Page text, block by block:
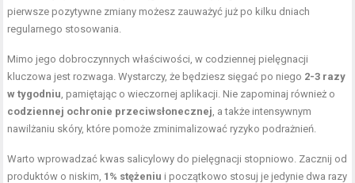
pierwsze pozytywne zmiany możesz zauważyć już po kilku dniach
regularnego stosowania.
Mimo jego dobroczynnych właściwości, w codziennej pielęgnacji
kluczowa jest rozwaga. Wystarczy, że będziesz sięgać po niego 2-3 razy
w tygodniu , pamiętając o wieczornej aplikacji. Nie zapominaj również o
codziennej ochronie przeciwsłonecznej , a także intensywnym
nawilżaniu skóry, które pomoże zminimalizować ryzyko podrażnień.
Warto wprowadzać kwas salicylowy do pielęgnacji stopniowo. Zacznij od
produktów o niskim, 1% stężeniu i początkowo stosuj je jedynie dwa razy